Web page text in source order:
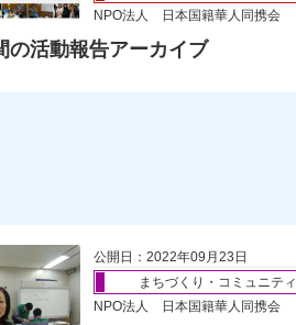
NPO法人 日本国籍華人同携会
の活動報告アーカイブ
公開日：2022年09月23日
まちづくり・コミュニティ
NPO法人 日本国籍華人同携会